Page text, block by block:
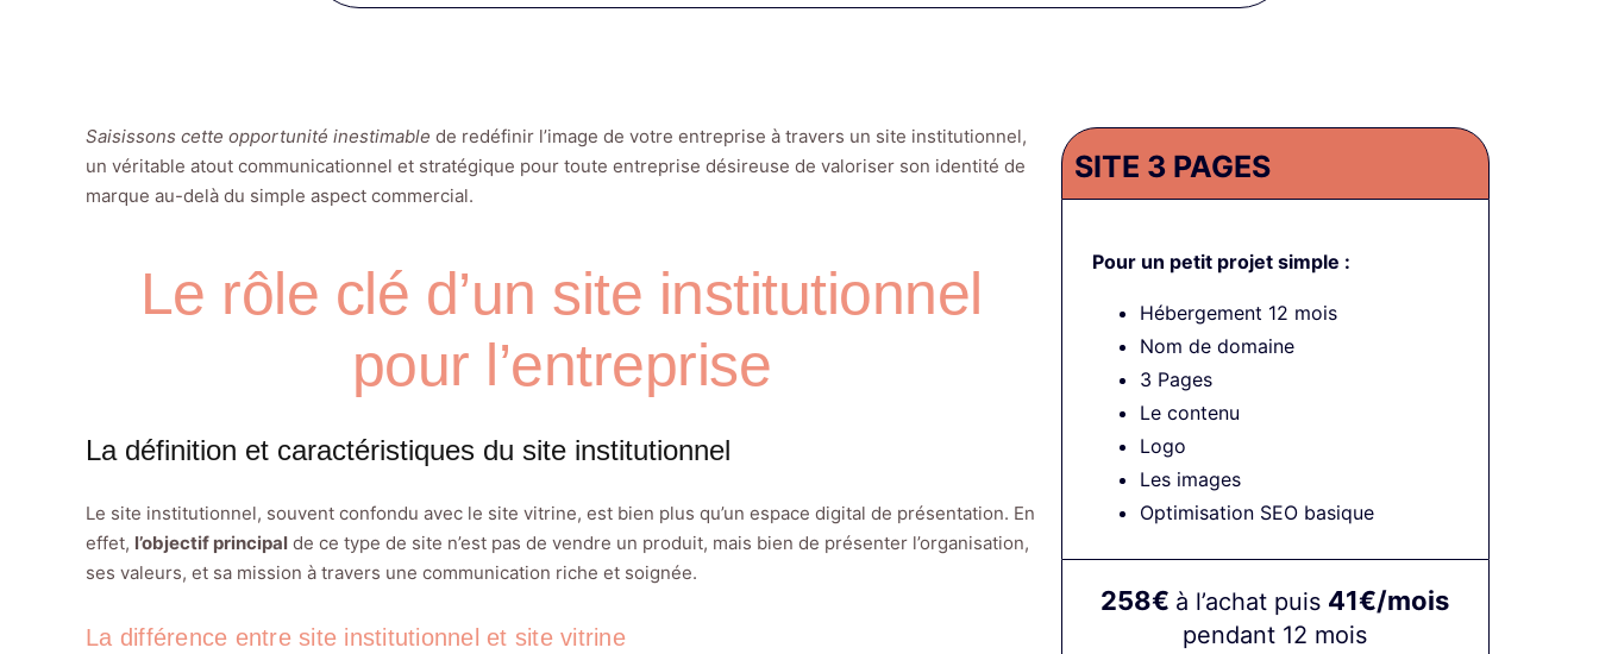
Saisissons cette opportunité inestimable de redéfinir l’image de votre entreprise à travers un site institutionnel,
un véritable atout communicationnel et stratégique pour toute entreprise désireuse de valoriser son identité de
marque au-delà du simple aspect commercial.
Le rôle clé d’un site institutionnel
pour l’entreprise
La définition et caractéristiques du site institutionnel
Le site institutionnel, souvent confondu avec le site vitrine, est bien plus qu’un espace digital de présentation. En
effet, l’objectif principal de ce type de site n’est pas de vendre un produit, mais bien de présenter l’organisation,
ses valeurs, et sa mission à travers une communication riche et soignée.
La différence entre site institutionnel et site vitrine
SITE 3 PAGES
Pour un petit projet simple :
Hébergement 12 mois
Nom de domaine
3 Pages
Le contenu
Logo
Les images
Optimisation SEO basique
258€ à l’achat puis 41€/mois
pendant 12 mois